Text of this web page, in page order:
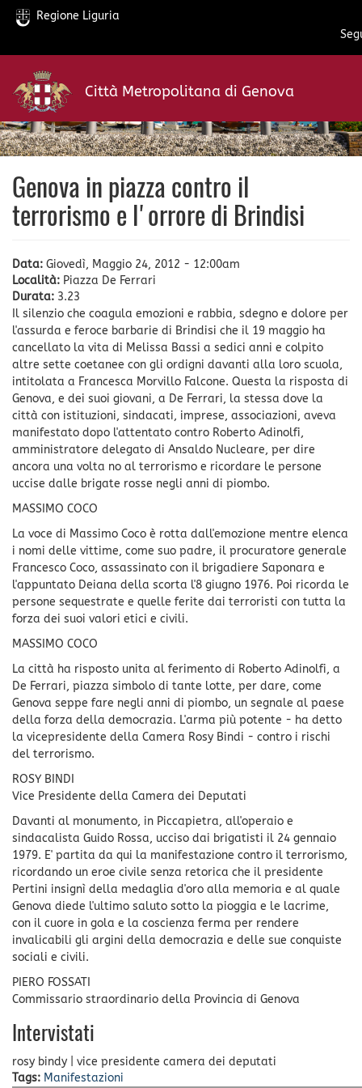
Salta
contenuto
principale
Regione Liguria
Città Metropolitana di Genova
Genova in piazza contro il
terrorismo e l'orrore di Brindisi
Data: Giovedì, Maggio 24, 2012 - 12:00am
Località: Piazza De Ferrari
Durata: 3.23
Il silenzio che coagula emozioni e rabbia, sdegno e dolore per
l'assurda e feroce barbarie di Brindisi che il 19 maggio ha
cancellato la vita di Melissa Bassi a sedici anni e colpito
altre sette coetanee con gli ordigni davanti alla loro scuola,
intitolata a Francesca Morvillo Falcone. Questa la risposta di
Genova, e dei suoi giovani, a De Ferrari, la stessa dove la
città con istituzioni, sindacati, imprese, associazioni, aveva
manifestato dopo l'attentato contro Roberto Adinolfi,
amministratore delegato di Ansaldo Nucleare, per dire
ancora una volta no al terrorismo e ricordare le persone
uccise dalle brigate rosse negli anni di piombo.
MASSIMO COCO
La voce di Massimo Coco è rotta dall'emozione mentre elenca
i nomi delle vittime, come suo padre, il procuratore generale
Francesco Coco, assassinato con il brigadiere Saponara e
l'appuntato Deiana della scorta l'8 giugno 1976. Poi ricorda le
persone sequestrate e quelle ferite dai terroristi con tutta la
forza dei suoi valori etici e civili.
MASSIMO COCO
La città ha risposto unita al ferimento di Roberto Adinolfi, a
De Ferrari, piazza simbolo di tante lotte, per dare, come
Genova seppe fare negli anni di piombo, un segnale al paese
della forza della democrazia. L'arma più potente - ha detto
la vicepresidente della Camera Rosy Bindi - contro i rischi
del terrorismo.
ROSY BINDI
Vice Presidente della Camera dei Deputati
Davanti al monumento, in Piccapietra, all'operaio e
sindacalista Guido Rossa, ucciso dai brigatisti il 24 gennaio
1979. E' partita da qui la manifestazione contro il terrorismo,
ricordando un eroe civile senza retorica che il presidente
Pertini insignì della medaglia d'oro alla memoria e al quale
Genova diede l'ultimo saluto sotto la pioggia e le lacrime,
con il cuore in gola e la coscienza ferma per rendere
invalicabili gli argini della democrazia e delle sue conquiste
sociali e civili.
PIERO FOSSATI
Commissario straordinario della Provincia di Genova
Intervistati
rosy bindy
vice presidente camera dei deputati
Tags: Manifestazioni